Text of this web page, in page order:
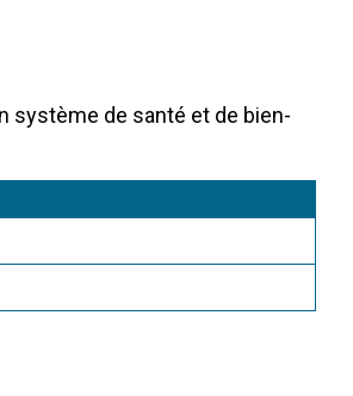
système de santé et de bien-